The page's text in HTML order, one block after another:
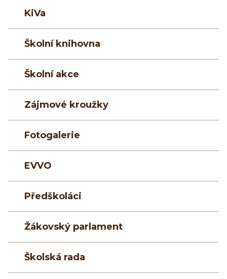
KiVa
Školní knihovna
Školní akce
Zájmové kroužky
Fotogalerie
EVVO
Předškoláci
Žákovský parlament
Školská rada